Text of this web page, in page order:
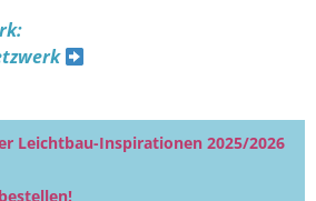
Leichtbau-Inspirationen 2025/2026